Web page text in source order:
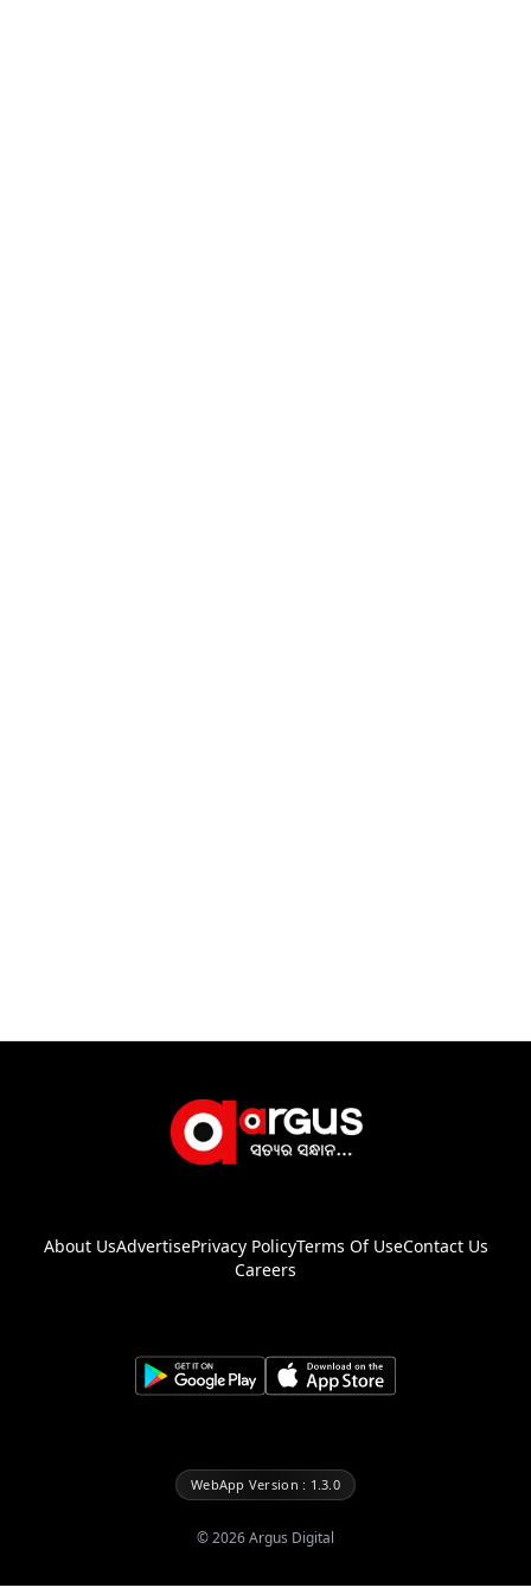
About UsAdvertisePrivacy PolicyTerms Of UseContact Us
Careers
WebApp Version : 1.3.0
©2026Argus Digital